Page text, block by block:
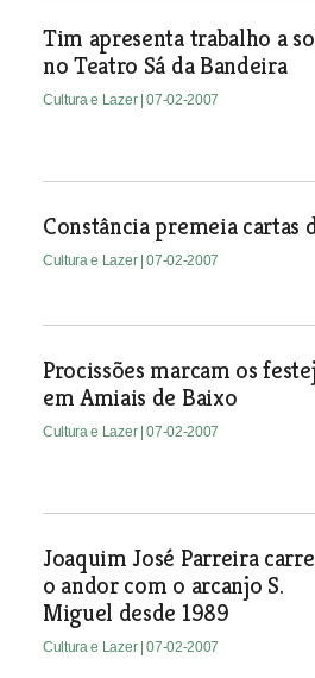
Tim apresenta trabalho a
no Teatro Sá da Bandeira
Cultura e Lazer | 07-02-2007
Constância premeia cartas
Cultura e Lazer | 07-02-2007
Procissões marcam os
em Amiais de Baixo
Cultura e Lazer | 07-02-2007
Joaquim José Parreira
o andor com o arcanjo S.
Miguel desde 1989
Cultura e Lazer | 07-02-2007